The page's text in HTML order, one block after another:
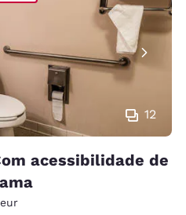
12
acessibilidade de